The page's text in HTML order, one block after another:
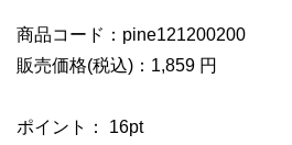
商品コード：pine121200200
販売価格(税込)：1,859 円
ポイント： 16pt